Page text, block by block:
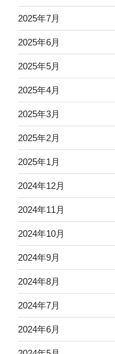
2025年7月
2025年6月
2025年5月
2025年4月
2025年3月
2025年2月
2025年1月
2024年12月
2024年11月
2024年10月
2024年9月
2024年8月
2024年7月
2024年6月